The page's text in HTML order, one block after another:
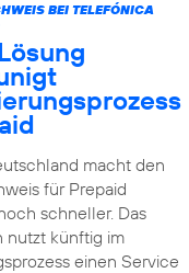
BEI TELEFÓNICA
macht den
für Prepaid
schneller. Das
nutzt künftig im
einen Service